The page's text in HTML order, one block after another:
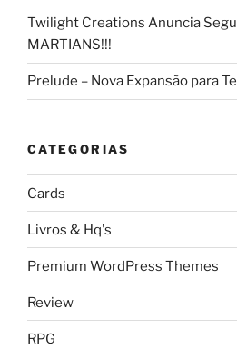
Twilight Creations Anuncia
MARTIANS!!!
Prelude – Nova Expansão para
CATEGORIAS
Cards
Livros & Hq's
Premium WordPress Themes
Review
RPG